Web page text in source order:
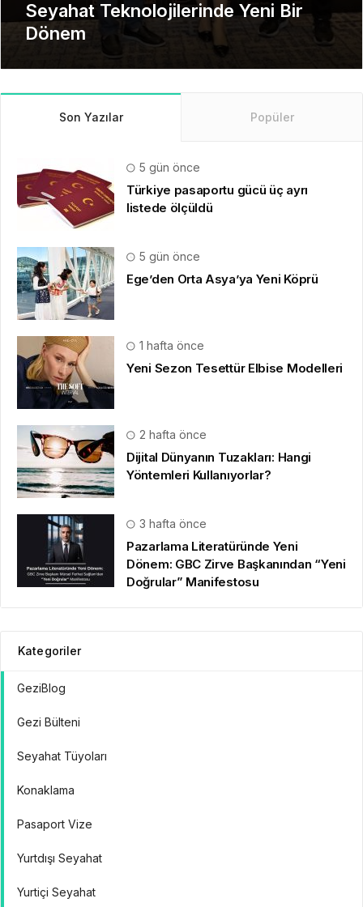
Gezi Bülteni 1 ay önce 8.92k
Manevi Yolculukta Yeni Dönem
Son Yazılar Popüler
5 gün önce
Türkiye pasaportu gücü üç ayrı
listede ölçüldü
5 gün önce
Ege’den Orta Asya’ya Yeni Köprü
1 hafta önce
Yeni Sezon Tesettür Elbise Modelleri
2 hafta önce
Dijital Dünyanın Tuzakları: Hangi
Yöntemleri Kullanıyorlar?
3 hafta önce
Pazarlama Literatüründe Yeni
Dönem: GBC Zirve Başkanından “Yeni
Doğrular” Manifestosu
Kategoriler
GeziBlog
Gezi Bülteni
Seyahat Tüyoları
Konaklama
Pasaport Vize
Yurtdışı Seyahat
Yurtiçi Seyahat